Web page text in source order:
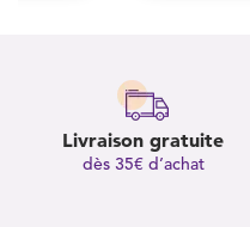
Livraison gratuite
dès 35€ d’achat